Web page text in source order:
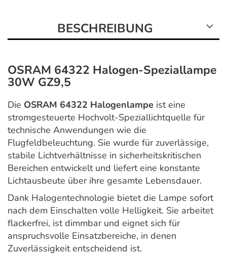
BESCHREIBUNG
OSRAM 64322 Halogen-Speziallampe
30W GZ9,5
Die OSRAM 64322 Halogenlampe ist eine
stromgesteuerte Hochvolt-Speziallichtquelle für
technische Anwendungen wie die
Flugfeldbeleuchtung. Sie wurde für zuverlässige,
stabile Lichtverhältnisse in sicherheitskritischen
Bereichen entwickelt und liefert eine konstante
Lichtausbeute über ihre gesamte Lebensdauer.
Dank Halogentechnologie bietet die Lampe sofort
nach dem Einschalten volle Helligkeit. Sie arbeitet
flackerfrei, ist dimmbar und eignet sich für
anspruchsvolle Einsatzbereiche, in denen
Zuverlässigkeit entscheidend ist.